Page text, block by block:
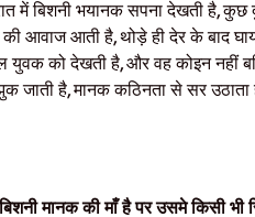
में बिशनी भयानक सपना देखती है, कुछ
आवाज आती है, थोड़े ही देर के बाद
युवक को देखती है, और वह कोइन नहीं
जाती है, मानक कठिनता से सर उठाता
बिशनी मानक की माँ है पर उसमे किसी भी